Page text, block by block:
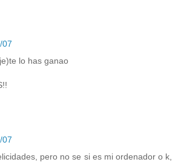
07
lo has ganao
07
pero no se si es mi ordenador o k,